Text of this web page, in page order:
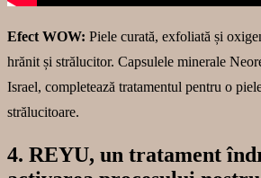
Efect WOW: Piele curată, exfoliată și
hrănit și strălucitor. Capsulele minerale
Israel, completează tratamentul pentru o
strălucitoare.
4. REYU, un tratament